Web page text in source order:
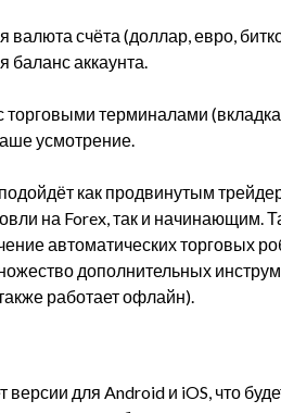
валюта счёта (доллар, евро,
баланс аккаунта.
торговыми терминалами
усмотрение.
как продвинутым
на Forex, так и начинающим.
автоматических торговых
дополнительных
работает офлайн).
для Android и iOS, что